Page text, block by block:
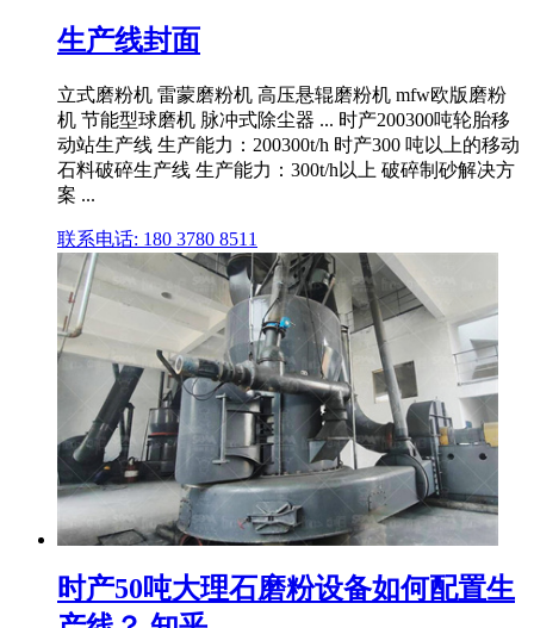
生产线封面
立式磨粉机 雷蒙磨粉机 高压悬辊磨粉机 mfw欧版磨粉
机 节能型球磨机 脉冲式除尘器 ... 时产200300吨轮胎移
动站生产线 生产能力：200300t/h 时产300 吨以上的移动
石料破碎生产线 生产能力：300t/h以上 破碎制砂解决方
案 ...
联系电话: 180 3780 8511
时产50吨大理石磨粉设备如何配置生